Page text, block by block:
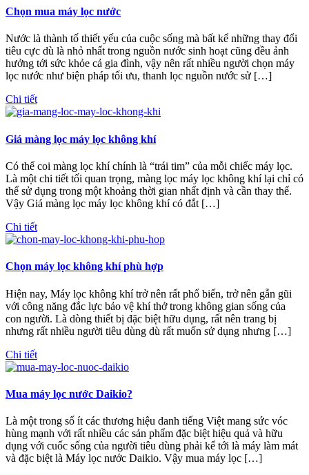
Chọn mua máy lọc nước
Nước là thành tố thiết yếu của cuộc sống mà bất kể những thay đổi
tiêu cực dù là nhỏ nhất trong nguồn nước sinh hoạt cũng đều ảnh
hưởng tới sức khỏe cả gia đình, vậy nên rất nhiều người chọn máy
lọc nước như biện pháp tối ưu, thanh lọc nguồn nước sử […]
Chi tiết
Giá màng lọc máy lọc không khí
Có thể coi màng lọc khí chính là “trái tim” của mỗi chiếc máy lọc.
Là một chi tiết tối quan trọng, màng lọc máy lọc không khí lại chỉ có
thể sử dụng trong một khoảng thời gian nhất định và cần thay thế.
Vậy Giá màng lọc máy lọc không khí có đắt […]
Chi tiết
Chọn máy lọc không khí phù hợp
Hiện nay, Máy lọc không khí trở nên rất phổ biến, trở nên gẫn gũi
với công năng đắc lực bảo vệ khí thở trong không gian sống của
con người. Là dòng thiết bị đặc biệt hữu dụng, rất nên trang bị
nhưng rất nhiều người tiêu dùng dù rất muốn sử dụng nhưng […]
Chi tiết
Mua máy lọc nước Daikio?
Là một trong số ít các thương hiệu danh tiếng Việt mang sức vóc
hùng mạnh với rất nhiều các sản phẩm đặc biệt hiệu quả và hữu
dụng với cuốc sống của người tiêu dùng phải kể tới là máy làm mát
và đặc biệt là Máy lọc nước Daikio. Vậy mua máy lọc […]